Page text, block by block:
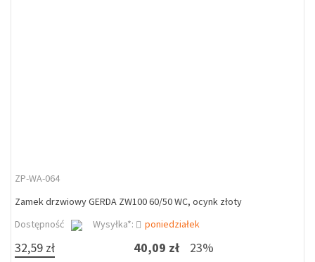
ZP-WA-064
Zamek drzwiowy GERDA ZW100 60/50 WC, ocynk złoty
Dostępność
Wysyłka*: poniedziałek
32,59 zł 40,09 zł 23%